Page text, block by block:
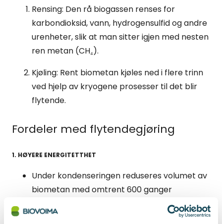
Rensing: Den rå biogassen renses for
karbondioksid, vann, hydrogensulfid og andre
urenheter, slik at man sitter igjen med nesten
ren metan (CH₄).
Kjøling: Rent biometan kjøles ned i flere trinn
ved hjelp av kryogene prosesser til det blir
flytende.
Fordeler med flytendegjøring
1. HØYERE ENERGITETTHET
Under kondenseringen reduseres volumet av
biometan med omtrent 600 ganger